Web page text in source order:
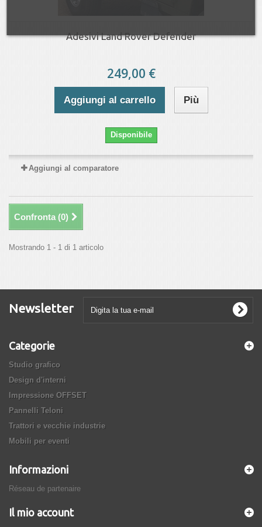
Adesivi Land Rover Defender
249,00 €
Aggiungi al carrello Più
Disponibile
Aggiungi al comparatore
Confronta (0)
Mostrando 1 - 1 di 1 articolo
Newsletter
Categorie
Studio grafico
Design d'interni
Impressione OFFSET
Pannelli Teloni
Trattori e vecchie industrie
Mobili per eventi
Informazioni
Réseau de partenaire
Il mio account